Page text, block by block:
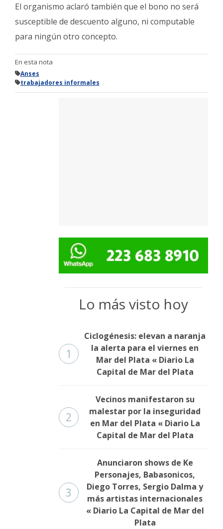
El organismo aclaró también que el bono no será
susceptible de descuento alguno, ni computable
para ningún otro concepto.
En esta nota
Anses
trabajadores informales
Lo más visto hoy
1
Ciclogénesis: elevan a naranja
la alerta para el viernes en
Mar del Plata « Diario La
Capital de Mar del Plata
2
Vecinos manifestaron su
malestar por la inseguridad
en Mar del Plata « Diario La
Capital de Mar del Plata
3
Anunciaron shows de Ke
Personajes, Babasonicos,
Diego Torres, Sergio Dalma y
más artistas internacionales
« Diario La Capital de Mar del
Plata